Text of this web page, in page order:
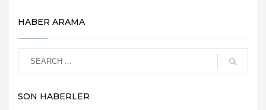
HABER ARAMA
SON HABERLER